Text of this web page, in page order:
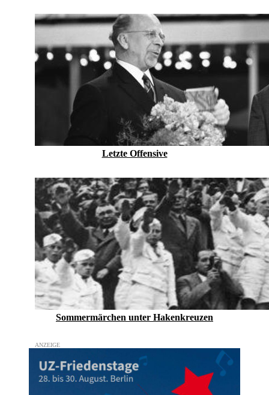
Letzte Offensive
Sommermärchen unter Hakenkreuzen